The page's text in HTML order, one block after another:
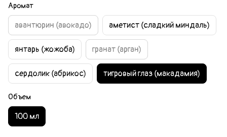
Аромат
авантюрин (авокадо) аметист (сладкий миндаль)
янтарь (жожоба) гранат (арган)
сердолик (абрикос) тигровый глаз (макадамия)
Объем
100 мл